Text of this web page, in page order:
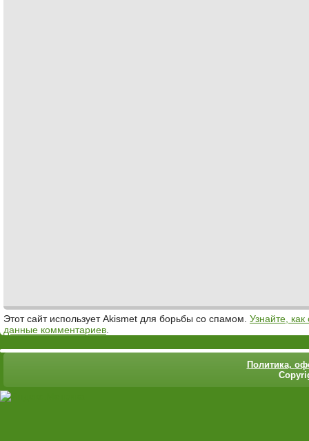
Этот сайт использует Akismet для борьбы со спамом. Узнайте,
данные комментариев.
Политика,